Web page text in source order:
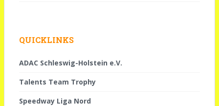
QUICKLINKS
ADAC Schleswig-Holstein e.V.
Talents Team Trophy
Speedway Liga Nord